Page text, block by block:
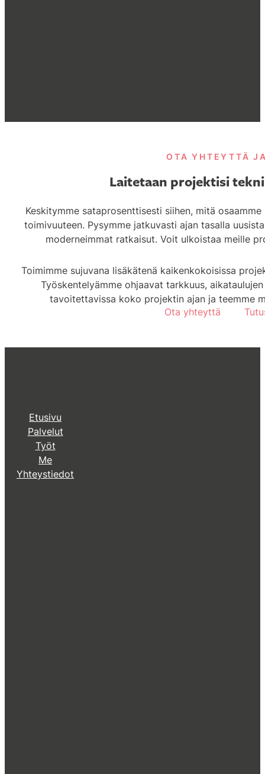
OTA YHTEYTTÄ
Laitetaan projektisi
Keskitymme sataprosenttisesti siihen, mitä
toimivuuteen. Pysymme jatkuvasti ajan tasalla
moderneimmat ratkaisut. Voit ulkoistaa meille
Toimimme sujuvana lisäkätenä kaikenkokoisissa
Työskentelyämme ohjaavat tarkkuus,
tavoitettavissa koko projektin ajan ja teemme
Ota yhteyttä
Etusivu
Palvelut
Työt
Me
Yhteystiedot